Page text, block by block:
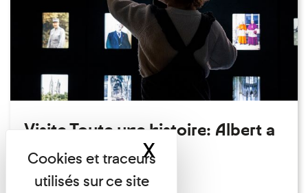
Visite Toute une histoire: Albert a
perdu son chapeau!
Exposition permanente
XMasquer le